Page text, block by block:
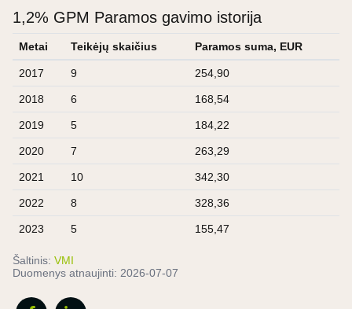
1,2% GPM Paramos gavimo istorija
Metai Teikėjų skaičius Paramos suma, EUR
2017 9 254,90
2018 6 168,54
2019 5 184,22
2020 7 263,29
2021 10 342,30
2022 8 328,36
2023 5 155,47
Šaltinis: VMI
Duomenys atnaujinti: 2026-07-07